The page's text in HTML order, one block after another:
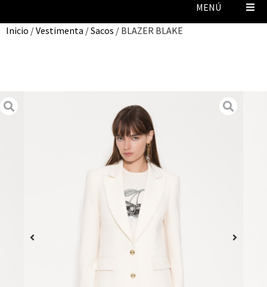
MENÚ
Inicio /Vestimenta /Sacos / BLAZER BLAKE